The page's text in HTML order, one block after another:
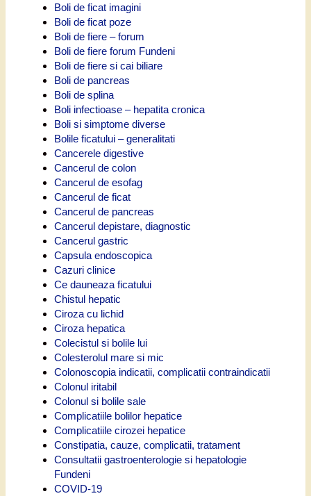
Boli de ficat imagini
Boli de ficat poze
Boli de fiere – forum
Boli de fiere forum Fundeni
Boli de fiere si cai biliare
Boli de pancreas
Boli de splina
Boli infectioase – hepatita cronica
Boli si simptome diverse
Bolile ficatului – generalitati
Cancerele digestive
Cancerul de colon
Cancerul de esofag
Cancerul de ficat
Cancerul de pancreas
Cancerul depistare, diagnostic
Cancerul gastric
Capsula endoscopica
Cazuri clinice
Ce dauneaza ficatului
Chistul hepatic
Ciroza cu lichid
Ciroza hepatica
Colecistul si bolile lui
Colesterolul mare si mic
Colonoscopia indicatii, complicatii contraindicatii
Colonul iritabil
Colonul si bolile sale
Complicatiile bolilor hepatice
Complicatiile cirozei hepatice
Constipatia, cauze, complicatii, tratament
Consultatii gastroenterologie si hepatologie
Fundeni
COVID-19